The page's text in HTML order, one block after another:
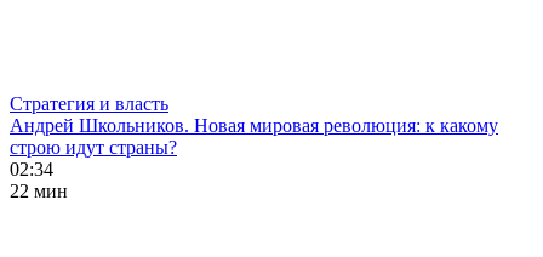
Стратегия и власть
Андрей Школьников. Новая мировая революция: к какому
строю идут страны?
02:34
22 мин